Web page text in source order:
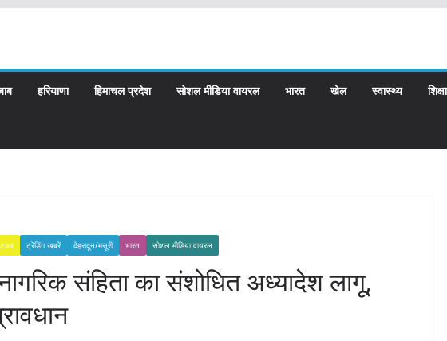
हरियाणा हिमाचल प्रदेश सोशल मीडिया वायरल भारत खेल स्वास्थ्य शिक्षा
ट्रेंडिंग खबरें देहरादून/मसूरी भारत सोशल मीडिया वायरल
संहिता का संशोधित अध्यादेश लागू,